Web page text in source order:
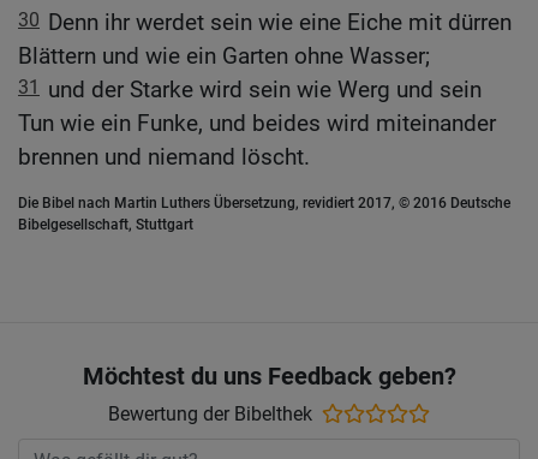
30 Denn ihr werdet sein wie eine Eiche mit dürren
Blättern und wie ein Garten ohne Wasser;
31
und der Starke wird sein wie Werg und sein
Tun wie ein Funke, und beides wird miteinander
brennen und niemand löscht.
Die Bibel nach Martin Luthers Übersetzung, revidiert 2017, © 2016 Deutsche
Bibelgesellschaft, Stuttgart
Möchtest du uns Feedback geben?
Bewertung der Bibelthek